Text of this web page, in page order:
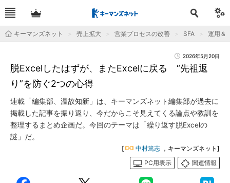
キーマンズネット 売上拡大 営業プロセスの改善 SFA 運用＆
2026年5月20日
脱Excelしたはずが、またExcelに戻る “先祖返
り”を防ぐ2つの心得
連載「編集部、温故知新」は、キーマンズネット編集部が過去に
掲載した記事を振り返り、今だからこそ見えてくる論点や教訓を
整理するまとめ企画だ。今回のテーマは「繰り返す脱Excelの
謎」だ。
[ 中村篤志 ，キーマンズネット]
PC用表示
関連情報